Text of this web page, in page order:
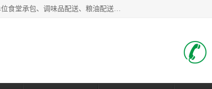
东莞市康隆膳食管理有限公司主要从事：蔬菜配送、食堂承包、企业工厂食堂承包、机关单位食堂承包、调味品配送、粮油配送、干货配送、副食配送、水果配送、海鲜配送等业务，东莞蔬菜配送电话，咨询在线客服。